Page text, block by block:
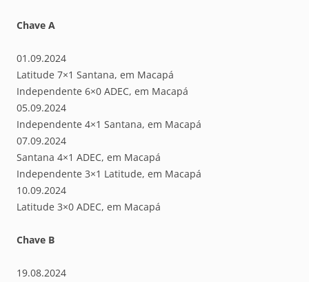
Chave A
01.09.2024
Latitude 7×1 Santana, em Macapá
Independente 6×0 ADEC, em Macapá
05.09.2024
Independente 4×1 Santana, em Macapá
07.09.2024
Santana 4×1 ADEC, em Macapá
Independente 3×1 Latitude, em Macapá
10.09.2024
Latitude 3×0 ADEC, em Macapá
Chave B
19.08.2024